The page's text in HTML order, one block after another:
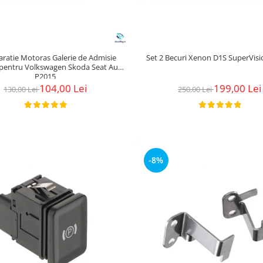
Motoras Galerie de Admisie
Volkswagen Skoda Seat Audi
P2015
130,00 Lei104,00 Lei
Set 2 Becuri Xenon D1S
250,00 Lei199,00 Lei
-8%